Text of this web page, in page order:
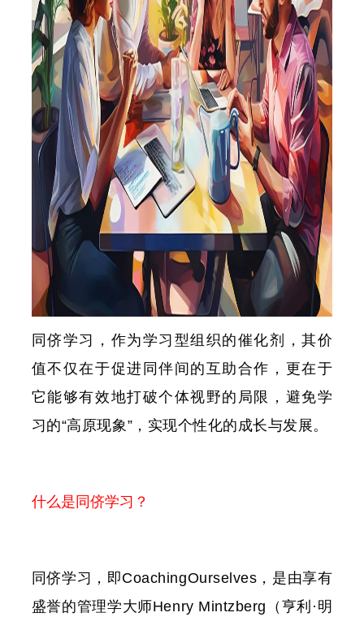
同侪学习，作为学习型组织的催化剂，其价
值不仅在于促进同伴间的互助合作，更在于
它能够有效地打破个体视野的局限，避免学
习的“高原现象”，实现个性化的成长与发展。
什么是同侪学习？
同侪学习，即CoachingOurselves，是由享有
盛誉的管理学大师Henry Mintzberg（亨利·明